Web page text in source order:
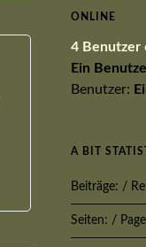
ONLINE
4 Benutzer
Ein
Benutzer:
A BIT
Beiträge: /
Seiten: /